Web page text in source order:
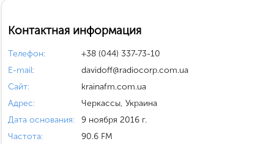
Контактная информация
Телефон:
+38 (044) 337-73-10
E-mail:
davidoff@radiocorp.com.ua
Сайт:
krainafm.com.ua
Адрес:
Черкассы, Украина
Дата основания:
9 ноября 2016 г.
Частота:
90.6 FM